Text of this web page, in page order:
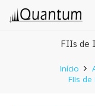
FIIs de
Início
FIIs